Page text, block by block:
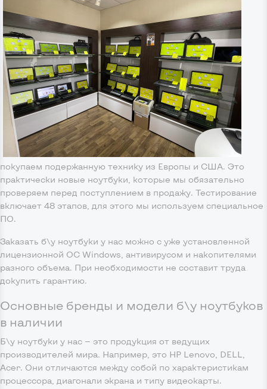
покупаем подержанную технику из Европы и США. Это
практически новые ноутбуки, которые мы обязательно
проверяем перед поступлением в продажу. Тестирование
включает 48 этапов, для этого мы используем специальное
ПО.
Заказать б\у ноутбуки у нас можно с уже установленной
лицензионной ОС Windows, антивирусом и накопителями
разного объема. При необходимости не составит труда
докупить гарантию.
Основные бренды и модели б\у ноутбуков
в наличии
Б\у ноутбуки у нас — это продукция от ведущих
производителей мира. Например, это HP Lenovo, DELL,
Acer. Они отличаются между собой по характеристикам
процессора, диагонали экрана и типу видеокарты.